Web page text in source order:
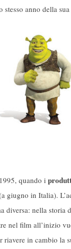
anno della
quando i
giugno in Italia).
diversa: nella storia
nel film all’inizio
riavere in cambio la